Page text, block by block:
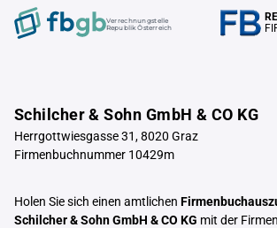
Verrechnungstelle
Republik Österreich
Schilcher & Sohn GmbH & CO KG
Herrgottwiesgasse 31, 8020 Graz
Firmenbuchnummer 10429m
Holen Sie sich einen amtlichen
Schilcher & Sohn GmbH & CO KG mit der